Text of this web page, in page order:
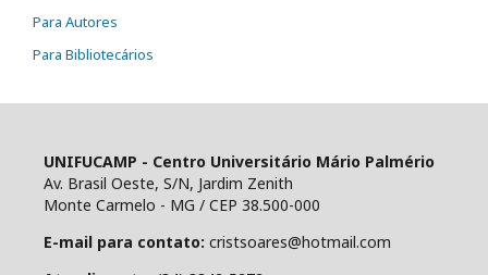
Para Autores
Para Bibliotecários
UNIFUCAMP - Centro Universitário Mário Palmério
Av. Brasil Oeste, S/N, Jardim Zenith
Monte Carmelo - MG / CEP 38.500-000
E-mail para contato: cristsoares@hotmail.com